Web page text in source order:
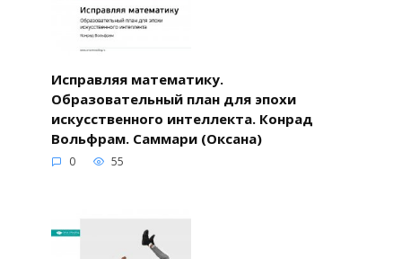
Исправляя математику.
Образовательный план для эпохи
искусственного интеллекта. Конрад
Вольфрам. Саммари (Оксана)
0 55